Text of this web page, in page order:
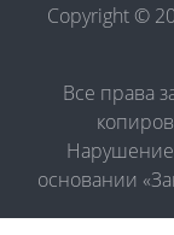
Copyright ©
Все права
Нарушение
основании